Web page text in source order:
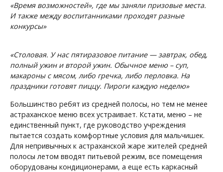
«Время возможностей», где мы заняли призовые места.
И также между воспитанниками проходят разные
конкурсы»
«Столовая. У нас пятиразовое питание — завтрак, обед,
полный ужин и второй ужин. Обычное меню – суп,
макароны с мясом, либо гречка, либо перловка. На
праздники готовят пиццу. Пироги каждую неделю»
Большинство ребят из средней полосы, но тем не менее
астраханское меню всех устраивает. Кстати, меню – не
единственный пункт, где руководство учреждения
пытается создать комфортные условия для мальчишек.
Для непривычных к астраханской жаре жителей средней
полосы летом вводят питьевой режим, все помещения
оборудованы кондиционерами, а еще есть каркасный